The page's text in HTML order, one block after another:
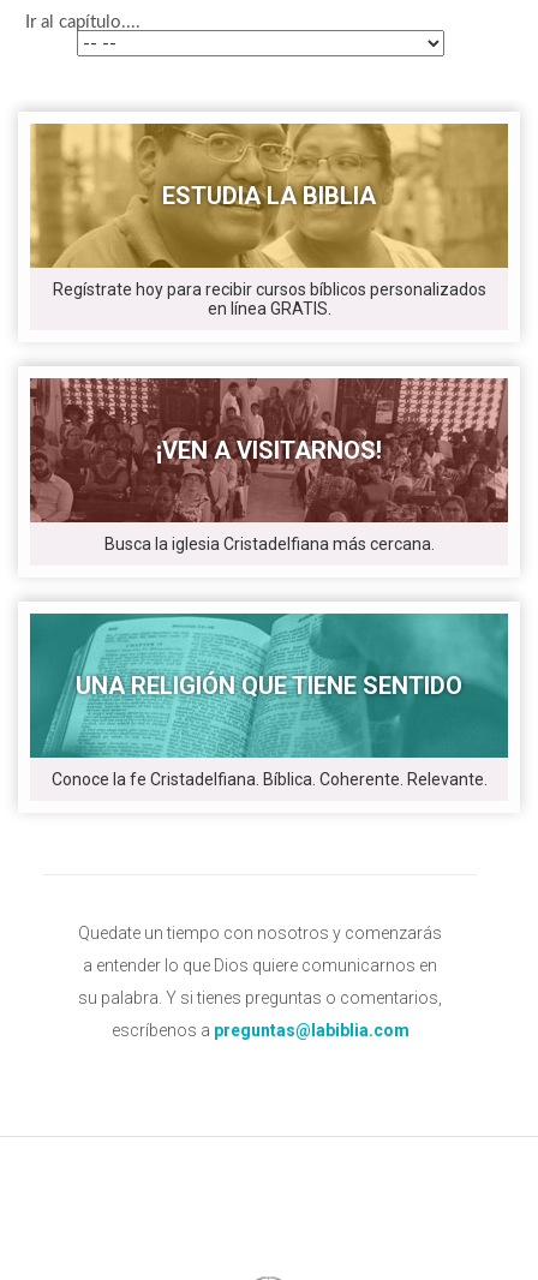
Ir al capítulo....
ESTUDIA LA BIBLIA
Regístrate hoy para recibir cursos bíblicos personalizados
en línea GRATIS.
¡VEN A VISITARNOS!
Busca la iglesia Cristadelfiana más cercana.
UNA RELIGIÓN QUE TIENE SENTIDO
Conoce la fe Cristadelfiana. Bíblica. Coherente. Relevante.
Quedate un tiempo con nosotros y comenzarás
a entender lo que Dios quiere comunicarnos en
su palabra. Y si tienes preguntas o comentarios,
escríbenos a preguntas@labiblia.com